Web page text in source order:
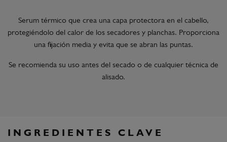
Serum térmico que crea una capa protectora en el cabello,
protegiéndolo del calor de los secadores y planchas. Proporciona
una fijación media y evita que se abran las puntas.
Se recomienda su uso antes del secado o de cualquier técnica de
alisado.
INGREDIENTES CLAVE